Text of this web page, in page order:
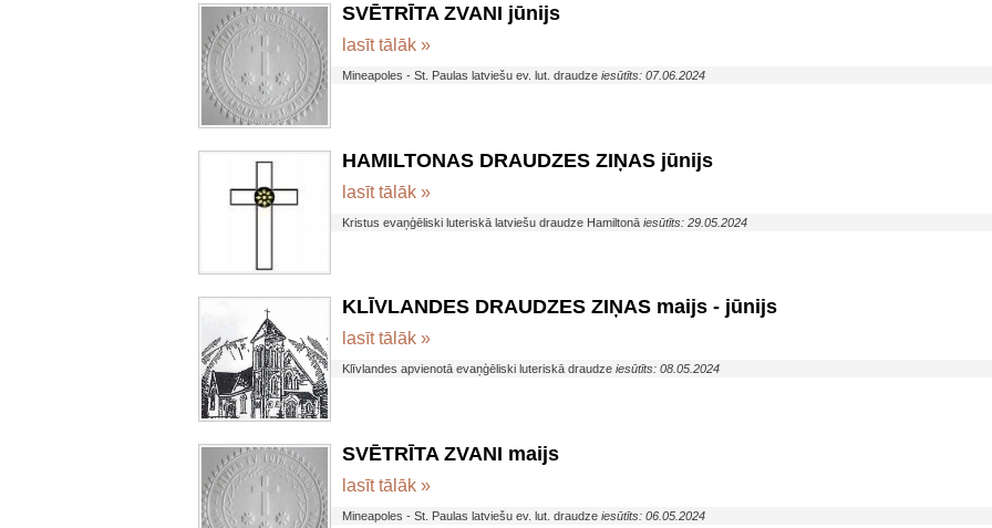
SVĒTRĪTA ZVANI jūnijs
lasīt tālāk »
Mineapoles - St. Paulas latviešu ev. lut. draudze iesūtīts: 07.06.2024
HAMILTONAS DRAUDZES ZIŅAS jūnijs
lasīt tālāk »
Kristus evaņģēliski luteriskā latviešu draudze Hamiltonā iesūtīts: 29.05.2024
KLĪVLANDES DRAUDZES ZIŅAS maijs - jūnijs
lasīt tālāk »
Klīvlandes apvienotā evaņģēliski luteriskā draudze iesūtīts: 08.05.2024
SVĒTRĪTA ZVANI maijs
lasīt tālāk »
Mineapoles - St. Paulas latviešu ev. lut. draudze iesūtīts: 06.05.2024